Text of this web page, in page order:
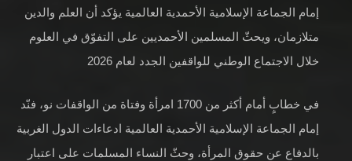
إمام الجماعة الإسلامية الأحمدية العالمية يؤكد أن العلم والدين
متلازمان، ويحثّ المسلمين الأحمديين على التفوّق في العلوم
خلال الاجتماع الوطني للواقفين الجدد لعام 2026
في خطابٍ أمام أكثر من 1700 امرأة وفتاة من الواقفات نو، فنّد
إمام الجماعة الإسلامية الأحمدية العالمية ادعاءات الدول الغربية
بالدفاع عن حقوق المرأة، وحثّ النساء المسلمات على اعتبار